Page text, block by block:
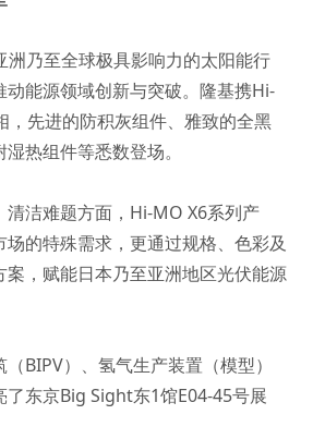
洲乃至全球极具影响力的太阳能行
动能源领域创新与突破。隆基携Hi-
，先进的防积灰组件、雅致的全黑
热组件等悉数登场。
清洁难题方面，Hi-MO X6系列产
的特殊需求，更通过规格、色彩及
案，赋能日本乃至亚洲地区光伏能源
BIPV）、氢气生产装置（模型）
了东京Big Sight东1馆E04-45号展